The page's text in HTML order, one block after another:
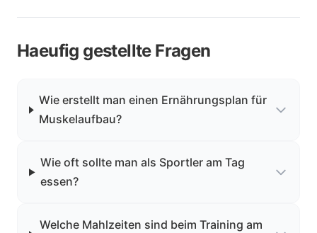
Haeufig gestellte Fragen
Wie erstellt man einen Ernährungsplan für
Muskelaufbau?
Wie oft sollte man als Sportler am Tag
essen?
Welche Mahlzeiten sind beim Training am